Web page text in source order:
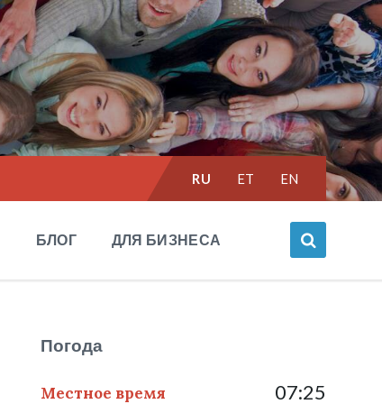
Выбрать
язык:RU ET EN
БЛОГ ДЛЯ БИЗНЕСА
Погода
Местное время 07:25